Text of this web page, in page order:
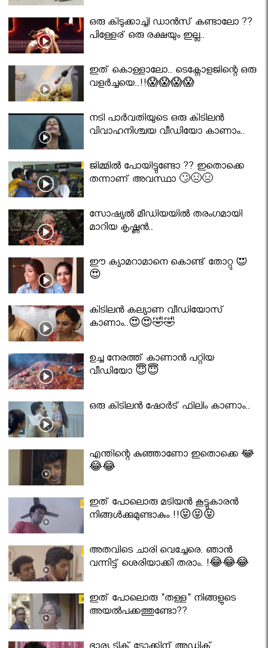
ഒരു കിടുക്കാച്ചി ഡാൻസ് കണ്ടാലോ ??
പിള്ളേര് ഒരു രക്ഷയും ഇല്ല..
ഇത് കൊള്ളാലോ.. ടെക്നോളജിന്റെ ഒരു
വളർച്ചയെ..!!😱😱😱😱
നടി പാർവതിയുടെ ഒരു കിടിലൻ
വിവാഹനിശ്ചയ വീഡിയോ കാണാം..
ജിമ്മിൽ പോയിട്ടുണ്ടോ ?? ഇതൊക്കെ
തന്നാണ് അവസ്ഥാ 🙄😣😣
സോഷ്യൽ മീഡിയയിൽ തരംഗമായി
മാറിയ കൃഷ്ണൻ..
ഈ ക്യാമറാമാനെ കൊണ്ട് തോറ്റു 😍
😍
കിടിലൻ കല്യാണ വീഡിയോസ്
കാണാം..😍😍🤣🤣
ഉച്ച നേരത്ത് കാണാൻ പറ്റിയ
വീഡിയോ 😇😇
ഒരു കിടിലൻ ഷോർട് ഫിലിം കാണാം..
എന്തിന്റെ കുഞ്ഞാണോ ഇതൊക്കെ 😂
😂😂
ഇത് പോലൊരു മടിയൻ കൂട്ടുകാരൻ
നിങ്ങൾക്കുമുണ്ടാകും !!😝😝😝
അതവിടെ ചാരി വെച്ചേരെ. ഞാൻ
വന്നിട്ട് ശെരിയാക്കി തരാം. !😂😂😂
ഇത് പോലൊരു "തള്ള" നിങ്ങളുടെ
അയല്‍പക്കത്തുണ്ടോ??